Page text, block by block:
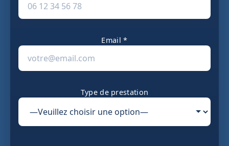
Email *
Type de prestation